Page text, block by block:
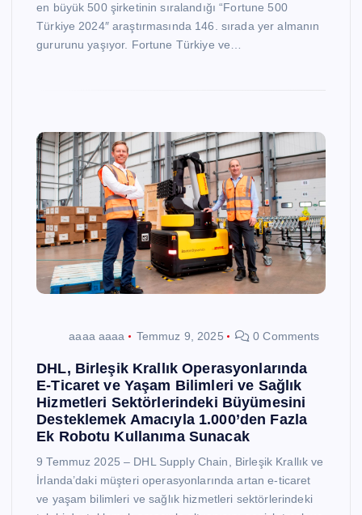
en büyük 500 şirketinin sıralandığı “Fortune 500
Türkiye 2024″ araştırmasında 146. sırada yer almanın
gururunu yaşıyor. Fortune Türkiye ve…
aaaa aaaa Temmuz 9, 2025 0 Comments
DHL, Birleşik Krallık Operasyonlarında
E-Ticaret ve Yaşam Bilimleri ve Sağlık
Hizmetleri Sektörlerindeki Büyümesini
Desteklemek Amacıyla 1.000’den Fazla
Ek Robotu Kullanıma Sunacak
9 Temmuz 2025 – DHL Supply Chain, Birleşik Krallık ve
İrlanda’daki müşteri operasyonlarında artan e-ticaret
ve yaşam bilimleri ve sağlık hizmetleri sektörlerindeki